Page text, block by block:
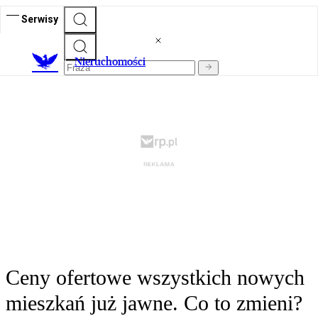
Serwisy
Nieruchomości
Ceny ofertowe wszystkich nowych
mieszkań już jawne. Co to zmieni?